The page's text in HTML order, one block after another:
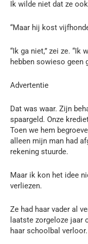
Ik wilde niet dat ze
“Maar hij kost
“Ik ga niet,” zei ze. “Ik
hebben sowieso geen
Advertentie
Dat was waar. Zijn
spaargeld. Onze
Toen we hem
alleen mijn man had
rekening stuurde.
Maar ik kon het idee
verliezen.
Ze had haar vader al
laatste zorgeloze jaar
haar schoolbal verloor.